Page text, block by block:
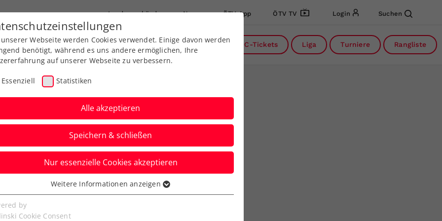
Landesverbände News ÖTV App ÖTV TV Login Suchen
Ausbildung Services Über uns DC-Tickets Liga Turniere Rangliste
– Teil 2:
Rückhand
Webseite werden Cookies verwendet. Einige davon werden
benötigt, während es uns andere ermöglichen, Ihre
auf unserer Webseite zu verbessern.
Essenziell Statistiken
Alle akzeptieren
Speichern & schließen
Nur essenzielle Cookies akzeptieren
Cookies werden für grundlegende Funktionen der
benötigt. Dadurch ist gewährleistet, dass die Webseite
Weitere Informationen anzeigen
by
Cookie Consent